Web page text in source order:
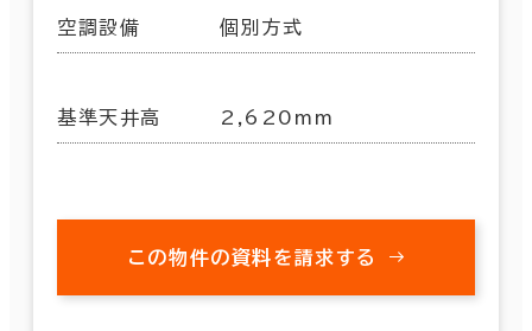
空調設備 個別方式
基準天井高 2,620mm
この物件の資料を請求する